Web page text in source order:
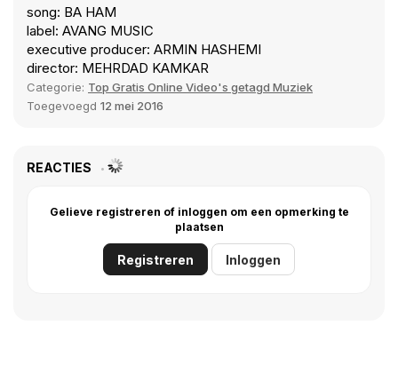
song: BA HAM
label: AVANG MUSIC
executive producer: ARMIN HASHEMI
director: MEHRDAD KAMKAR
Categorie: Top Gratis Online Video's getagd Muziek
Toegevoegd 12 mei 2016
REACTIES
Gelieve registreren of inloggen om een opmerking te
plaatsen
Registreren Inloggen